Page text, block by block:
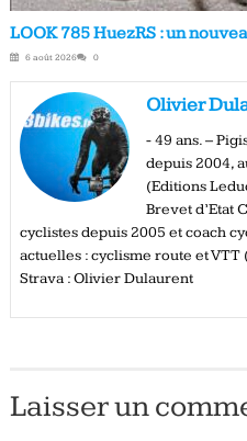
LOOK 785 HuezRS : un
6 août 2026 0
Olivier
- 49 ans. –
depuis 2004,
(Editions
Brevet d’Etat
cyclistes depuis 2005 et coach
actuelles : cyclisme route et
Strava : Olivier Dulaurent
Laisser un